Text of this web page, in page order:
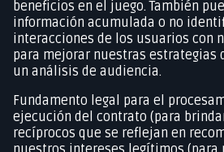
beneficios en el juego. También
información acumulada o no
interacciones de los usuarios con
para mejorar nuestras estrategias
un análisis de audiencia.
Fundamento legal para el
ejecución del contrato (para
recíprocos que se reflejan en